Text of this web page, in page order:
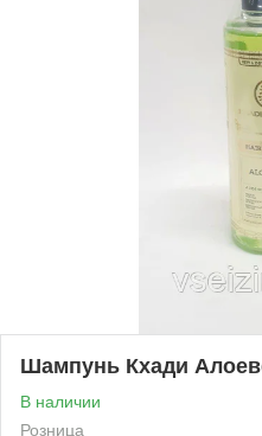
Шампунь Кхади
В наличии
Розница